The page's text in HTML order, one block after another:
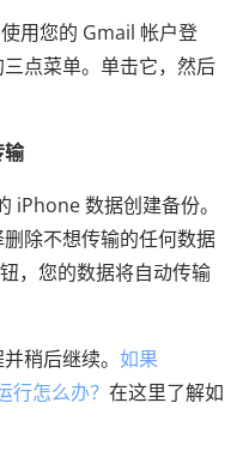
用您的 Gmail 帐户登
点菜单。单击它，然后
输
iPhone 数据创建备份。
除不想传输的任何数据
，您的数据将自动传输
稍后继续。 如果
怎么办？ 在这里了解如